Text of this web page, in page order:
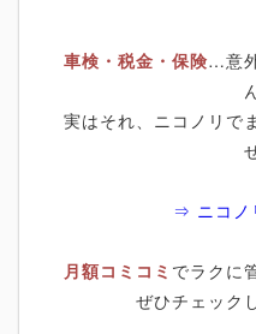
車検・税金・保険…意
実はそれ、ニコノリで
⇒ ニコノ
月額コミコミ でラクに
ぜひチェック